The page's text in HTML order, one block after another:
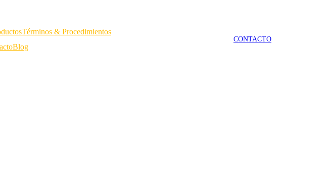
Términos & Procedimientos
Blog
CONTACTO